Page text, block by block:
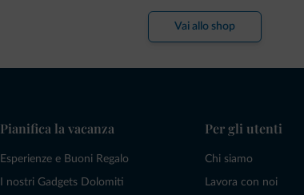
Vai allo shop
Pianifica la vacanza
Esperienze e Buoni Regalo
I nostri Gadgets Dolomiti
Per gli utenti
Chi siamo
Lavora con noi